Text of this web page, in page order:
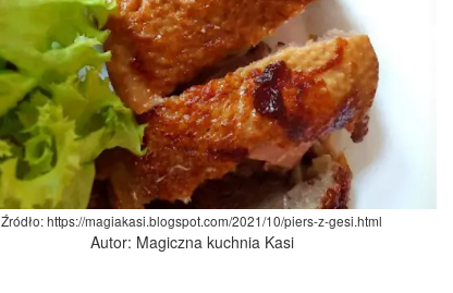
Źródło: https://magiakasi.blogspot.com/2021/10/piers-z-gesi.html
Autor: Magiczna kuchnia Kasi